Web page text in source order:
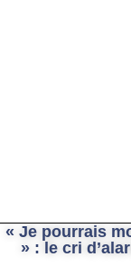
« Je pourrais
» : le cri